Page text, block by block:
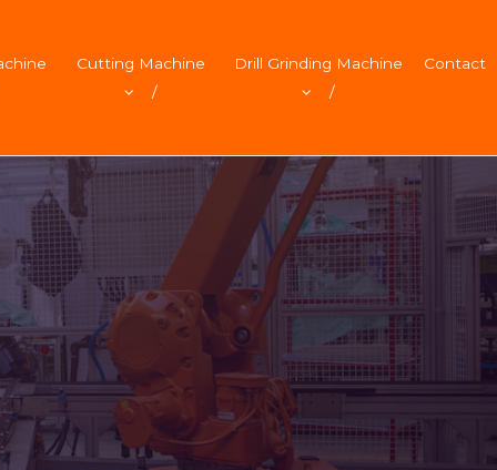
Cutting Machine
/
Drill Grinding Machine
/
Contact